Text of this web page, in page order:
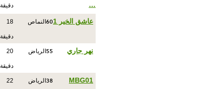
…
دقيقة
عاشق الخير 1 60 النماص 18
دقيقة
نهر جاري 55 الرياض 20
دقيقة
MBG01
38 الرياض 22